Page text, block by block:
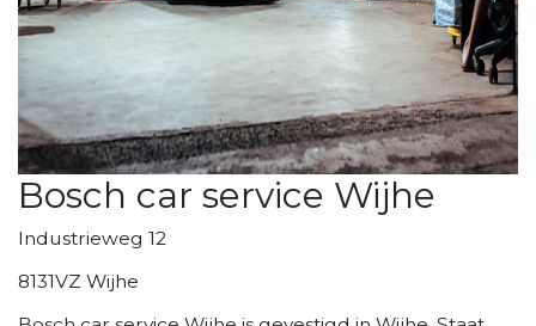
Bosch car service Wijhe
Industrieweg 12
8131VZ Wijhe